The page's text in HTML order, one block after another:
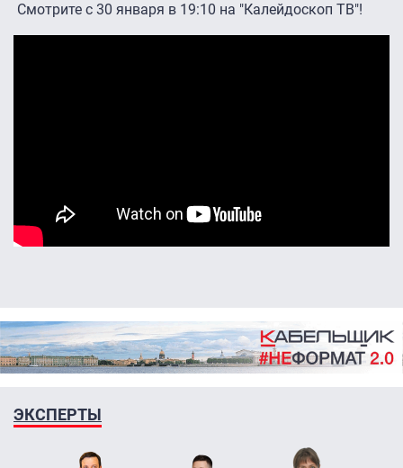
Смотрите с 30 января в 19:10 на "Калейдоскоп ТВ"!
ЭКСПЕРТЫ